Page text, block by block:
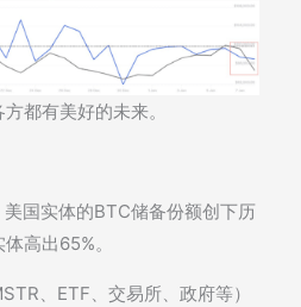
都有美好的未来。
国实体的BTC储备份额创下历
高出65%。
、ETF、交易所、政府等）